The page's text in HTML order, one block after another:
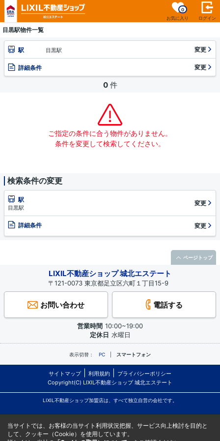
お気に入り
0
ログイン
目黒駅物件一覧
駅 目黒駅 変更
詳細条件 変更
0 件
ご指定の条件に合う物件がありません。
条件を変更して検索してください。
検索条件の変更
駅
目黒駅
変更
詳細条件 変更
LIXIL不動産ショップ 城北エステート
〒121-0073 東京都足立区六町１丁目15-9
お問い合わせ 電話する
営業時間 10:00~19:00
定休日 水曜日
表示切替： PC スマートフォン
サイトマップ 利用規約
プライバシーポリシー
Copyright(C) LIXIL不動産ショップ 城北エステート
LIXIL不動産ショップ加盟店は、すべて独立自営の会社です。
ページトップ
当サイトでは、お客様の当サイト利用状況把握、サービス向上検討を目的と
して、クッキー（Cookie）を使用しています。